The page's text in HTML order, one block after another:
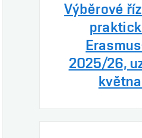
Výběrové
2025/26,